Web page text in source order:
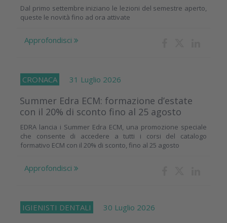
Dal primo settembre iniziano le lezioni del semestre aperto,
queste le novità fino ad ora attivate
Approfondisci
CRONACA 31 Luglio 2026
Summer Edra ECM: formazione d’estate
con il 20% di sconto fino al 25 agosto
EDRA lancia i Summer Edra ECM, una promozione speciale
che consente di accedere a tutti i corsi del catalogo
formativo ECM con il 20% di sconto, fino al 25 agosto
Approfondisci
IGIENISTI DENTALI 30 Luglio 2026